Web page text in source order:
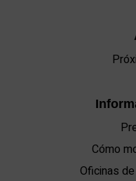
Cómo
Oficinas